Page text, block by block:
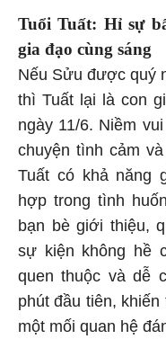
Tuổi Tuất: Hỉ sự
gia đạo cùng sáng
Nếu Sửu được quý
thì Tuất lại là con
ngày 11/6. Niềm
chuyện tình cảm
Tuất có khả năng
hợp trong tình
bạn bè giới thiệu,
sự kiện không hề
quen thuộc và dễ
phút đầu tiên,
một mối quan hệ